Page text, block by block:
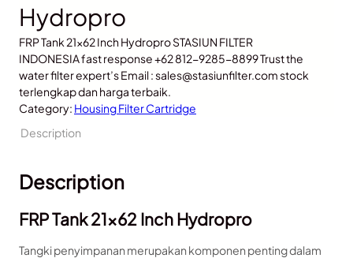
Hydropro
FRP Tank 21×62 Inch Hydropro STASIUN FILTER
INDONESIA fast response +62 812-9285-8899 Trust the
water filter expert’s Email : sales@stasiunfilter.com stock
terlengkap dan harga terbaik.
Category: Housing Filter Cartridge
Description
Description
FRP Tank 21×62 Inch Hydropro
Tangki penyimpanan merupakan komponen penting dalam